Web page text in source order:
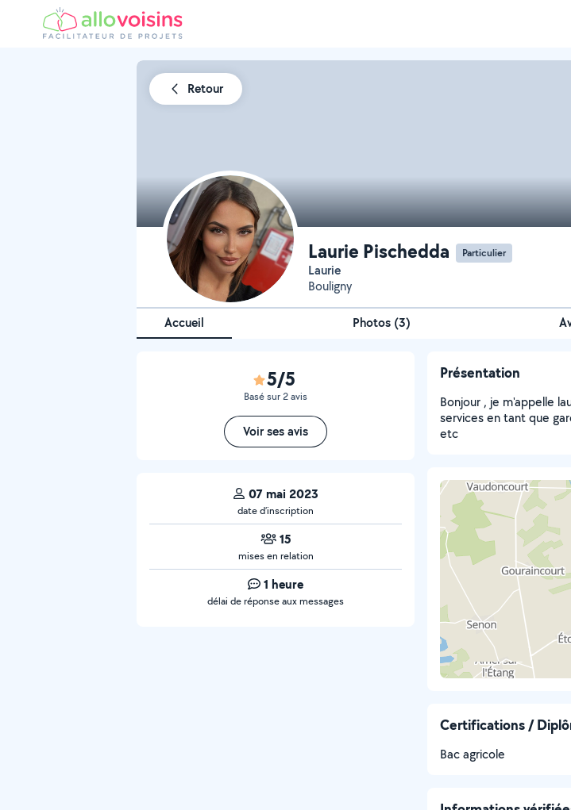
Retour
Laurie Pischedda Particulier
Laurie
Bouligny
Accueil Photos (3)
5/5
Basé sur 2 avis
Voir ses avis
07 mai 2023
date d’inscription
15
mises en relation
1 heure
délai de réponse aux messages
Présentation
Bonjour , je m'appelle
services en tant que
etc
Certifications /
Bac agricole